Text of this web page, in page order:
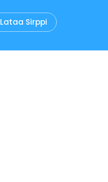
Lataa Sirppi